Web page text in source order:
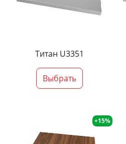
Титан U3351
Выбрать
+15%